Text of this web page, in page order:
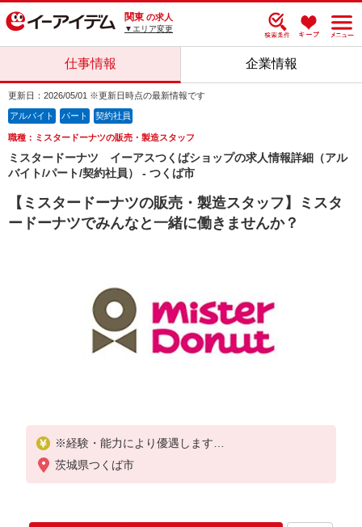
関東 の求人
▼エリア変更
仕事情報 企業情報
更新日：2026/05/01 ※更新日時点の最新情報です
アルバイト パート 契約社員
職種：ミスタードーナツの販売・製造スタッフ
ミスタードーナツ イーアスつくばショップの求人情報詳細（アル
バイト/パート/契約社員） - つくば市
【ミスタードーナツの販売・製造スタッフ】ミスタ
ードーナツでみんなと一緒に働きませんか？
※経験・能力により優遇します
［アルバイト］時給1,150円〜1,400円
［契約社員］時給1,200円〜1,450円
茨城県つくば市